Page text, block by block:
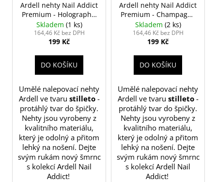
Ardell nehty Nail Addict
Premium - Holographic
Glitter
Skladem (1 ks)
164,46 Kč bez DPH
199 Kč
DO KOŠÍKU
Umělé nalepovací nehty
Ardell ve tvaru stilleto-
protáhlý tvar do špičky.
Nehty jsou vyrobeny z
kvalitního materiálu,
který je odolný a přitom
lehký na nošení. Dejte
svým rukám nový šmrnc
s kolekcí Ardell Nail
Addict!
Ardell nehty Nail Addict
Premium - Champagne
Ice
Skladem (2 ks)
164,46 Kč bez DPH
199 Kč
DO KOŠÍKU
Umělé nalepovací nehty
Ardell ve tvaru stilleto-
protáhlý tvar do špičky.
Nehty jsou vyrobeny z
kvalitního materiálu,
který je odolný a přitom
lehký na nošení. Dejte
svým rukám nový šmrnc
s kolekcí Ardell Nail
Addict!